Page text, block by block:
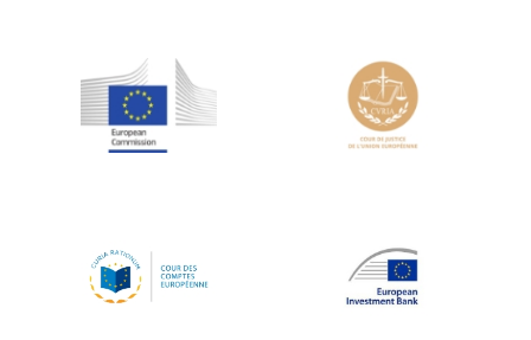
Jens Kreisel
Jeroen Dijsselbloem
Juan Manuel Fabra Vallés